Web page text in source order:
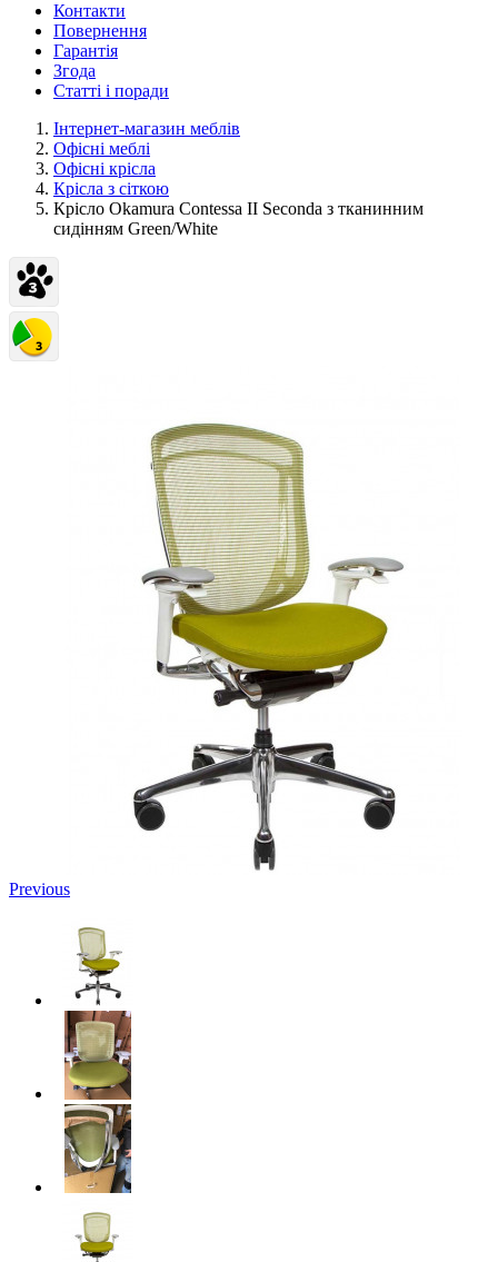
Контакти
Повернення
Гарантія
Згода
Статті і поради
Інтернет-магазин меблів
Офісні меблі
Офісні крісла
Крісла з сіткою
Крісло Okamura Contessa II Seconda з тканинним
сидінням Green/White
Previous